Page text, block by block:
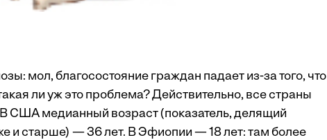
мол, благосостояние граждан падает из-за того, что
ли уж это проблема? Действительно, все страны
США медианный возраст (показатель, делящий
и старше) — 36 лет. В Эфиопии — 18 лет: там более